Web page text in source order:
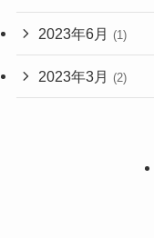
2023年6月 (1)
2023年3月 (2)